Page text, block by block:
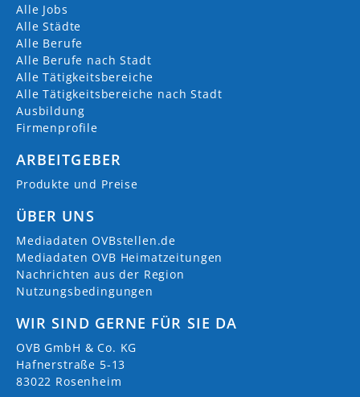
Alle Jobs
Alle Städte
Alle Berufe
Alle Berufe nach Stadt
Alle Tätigkeitsbereiche
Alle Tätigkeitsbereiche nach Stadt
Ausbildung
Firmenprofile
ARBEITGEBER
Produkte und Preise
ÜBER UNS
Mediadaten OVBstellen.de
Mediadaten OVB Heimatzeitungen
Nachrichten aus der Region
Nutzungsbedingungen
WIR SIND GERNE FÜR SIE DA
OVB GmbH & Co. KG
Hafnerstraße 5-13
83022 Rosenheim